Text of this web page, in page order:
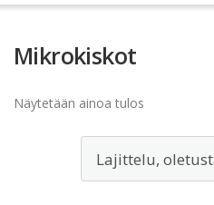
Mikrokiskot
Näytetään ainoa tulos